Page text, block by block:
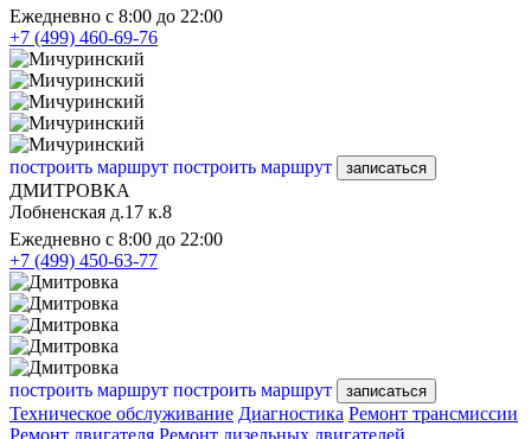
Ежедневно с 8:00 до 22:00
+7 (499) 460-69-76
построить маршрут построить маршрут записаться
ДМИТРОВКА
Лобненская д.17 к.8
Ежедневно с 8:00 до 22:00
+7 (499) 450-63-77
построить маршрут построить маршрут записаться
Техническое обслуживание Диагностика Ремонт трансмиссии
Ремонт двигателя Ремонт дизельных двигателей